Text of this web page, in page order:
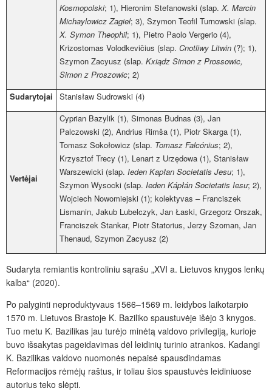
Kosmopolski; 1), Hieronim Stefanowski (slap. X. Marcin
Michaylowicz Zagiel; 3), Szymon Teofil Turnowski (slap.
X. Symon Theophil; 1), Pietro Paolo Vergerio (4),
Krizostomas Volodkevičius (slap. Cnotliwy Litwin (?); 1),
Szymon Zacyusz (slap. Kxiądz Simon z Prossowic,
Simon z Proszowic; 2)
Sudarytojai
Stanisław Sudrowski (4)
Vertėjai
Cyprian Bazylik (1), Simonas Budnas (3), Jan
Palczowski (2), Andrius Rimša (1), Piotr Skarga (1),
Tomasz Sokołowicz (slap. Tomasz Falcónius; 2),
Krzysztof Trecy (1), Lenart z Urzędowa (1), Stanisław
Warszewicki (slap. Ieden Kapłan Societatis Jesu; 1),
Szymon Wysocki (slap. Ieden Kápłán Societatis Iesu; 2),
Wojciech Nowomiejski (1); kolektyvas – Franciszek
Lismanin, Jakub Lubelczyk, Jan Łaski, Grzegorz Orszak,
Franciszek Stankar, Piotr Statorius, Jerzy Szoman, Jan
Thenaud, Szymon Zacyusz (2)
Sudaryta remiantis kontroliniu sąrašu „XVI a. Lietuvos knygos lenkų
kalba“ (2020).
Po palyginti neproduktyvaus 1566–1569 m. leidybos laikotarpio
1570 m. Lietuvos Brastoje K. Baziliko spaustuvėje išėjo 3 knygos.
Tuo metu K. Bazilikas jau turėjo minėtą valdovo privilegiją, kurioje
buvo išsakytas pageidavimas dėl leidinių turinio atrankos. Kadangi
K. Bazilikas valdovo nuomonės nepaisė spausdindamas
Reformacijos rėmėjų raštus, ir toliau šios spaustuvės leidiniuose
autorius teko slėpti.